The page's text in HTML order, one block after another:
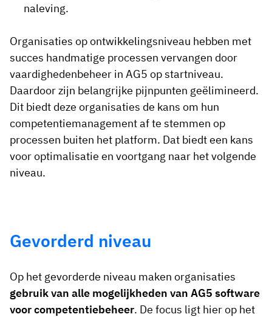
naleving.
Organisaties op ontwikkelingsniveau hebben met
succes handmatige processen vervangen door
vaardighedenbeheer in AG5 op startniveau.
Daardoor zijn belangrijke pijnpunten geëlimineerd.
Dit biedt deze organisaties de kans om hun
competentiemanagement af te stemmen op
processen buiten het platform. Dat biedt een kans
voor optimalisatie en voortgang naar het volgende
niveau.
Gevorderd niveau
Op het gevorderde niveau maken organisaties
gebruik van alle mogelijkheden van AG5 software
voor competentiebeheer. De focus ligt hier op het